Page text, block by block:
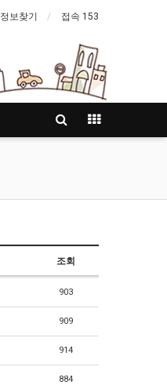
정보찾기 접속 153
조회
903
909
914
884